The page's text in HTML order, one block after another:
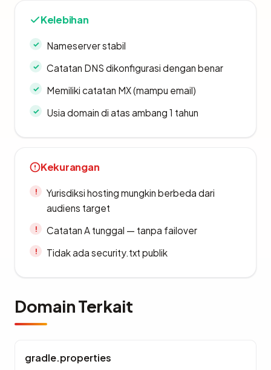
Kelebihan
Nameserver stabil
Catatan DNS dikonfigurasi dengan benar
Memiliki catatan MX (mampu email)
Usia domain di atas ambang 1 tahun
Kekurangan
Yurisdiksi hosting mungkin berbeda dari
audiens target
Catatan A tunggal — tanpa failover
Tidak ada security.txt publik
Domain Terkait
gradle.properties